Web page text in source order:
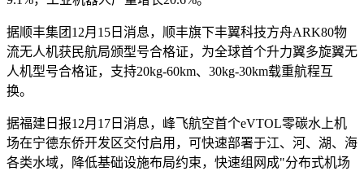
据顺丰集团12月15日消息，顺丰旗下丰翼科技方舟ARK80物
流无人机获民航局颁型号合格证，为全球首个升力翼多旋翼无
人机型号合格证，支持20kg-60km、30kg-30km载重航程互
换。
据福建日报12月17日消息，峰飞航空首个eVTOL零碳水上机
场在宁德东侨开发区交付启用，可快速部署于江、河、湖、海
各类水域，降低基础设施布局约束，快速组网成"分布式机场